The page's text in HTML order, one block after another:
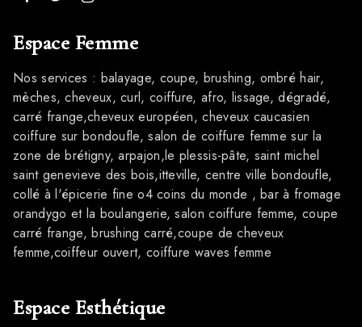
Espace Femme
Nos services : balayage, coupe, brushing, ombré hair,
mèches, cheveux, curl, coiffure, afro, lissage, dégradé,
carré frange,cheveux européen, cheveux caucasien
coiffure sur bondoufle, salon de coiffure femme sur la
zone de brétigny, arpajon,le plessis-pâte, saint michel
saint genevieve des bois,itteville, centre ville bondoufle,
collé à l'épicerie fine o4 coins du monde , bar à fromage
orandygo et la boulangerie, salon coiffure femme, coupe
carré frange, brushing carré,coupe de cheveux
femme,coiffeur ouvert, coiffure waves femme
Espace Esthétique